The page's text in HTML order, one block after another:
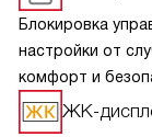
Блокировка
настройки от
комфорт и
ЖК-